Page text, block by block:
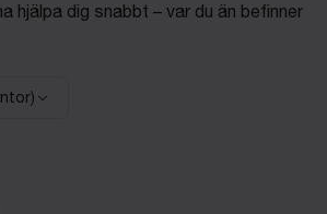
hjälpa dig snabbt – var du än befinner